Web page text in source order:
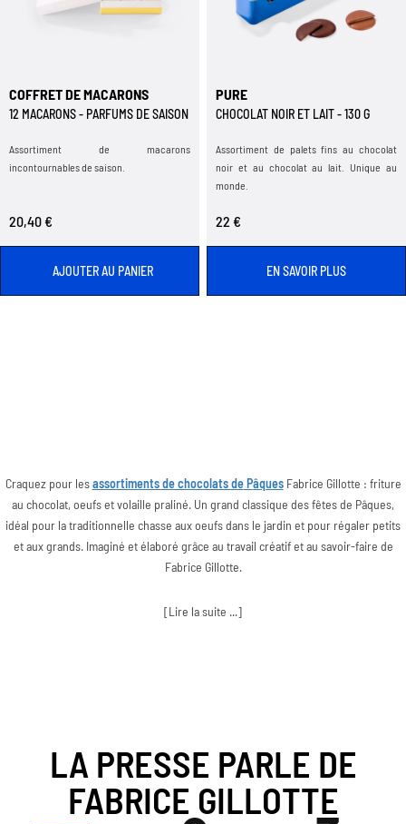
COFFRET DE MACARONS
12 MACARONS - PARFUMS DE SAISON
Assortiment de macarons
incontournables de saison.
20,40 €
AJOUTER AU PANIER
PURE
CHOCOLAT NOIR ET LAIT - 130 G
Assortiment de palets fins au chocolat
noir et au chocolat au lait. Unique au
monde.
22 €
EN SAVOIR PLUS
Craquez pour lesassortiments de chocolats dePâquesFabrice Gillotte : friture
au chocolat, oeufs et volaille praliné. Un grand classique des fêtes de Pâques,
idéal pour la traditionnelle chasse aux oeufs dans le jardin et pour régaler petits
et aux grands. Imaginé et élaboré grâce au travail créatif et au savoir-faire de
Fabrice Gillotte.
[Lire la suite ...]
LA PRESSE PARLE DE
FABRICE GILLOTTE